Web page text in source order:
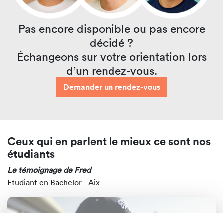
Pas encore disponible ou pas encore
décidé ?
Échangeons sur votre orientation lors
d’un rendez-vous.
Demander un rendez-vous
Ceux qui en parlent le mieux ce sont nos
étudiants
Le témoignage de Fred
Etudiant en Bachelor - Aix